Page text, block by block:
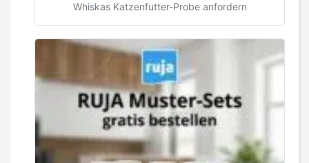
Whiskas Katzenfutter-Probe anfordern